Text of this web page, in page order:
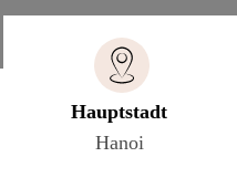
Hauptstadt
Hanoi